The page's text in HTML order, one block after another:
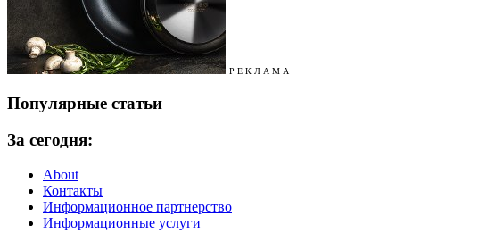
Р Е К Л А М А
Популярные статьи
За сегодня:
About
Контакты
Информационное партнерство
Информационные услуги